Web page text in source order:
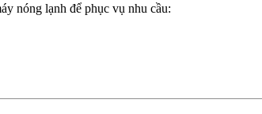
nóng lạnh để phục vụ nhu cầu: